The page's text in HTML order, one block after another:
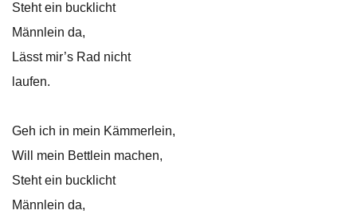
Steht ein bucklicht
Männlein da,
Lässt mir’s Rad nicht
laufen.
Geh ich in mein Kämmerlein,
Will mein Bettlein machen,
Steht ein bucklicht
Männlein da,